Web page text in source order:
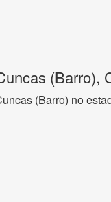
(Barro),
(Barro) no